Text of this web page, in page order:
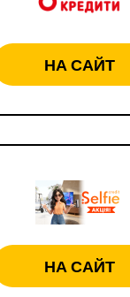
НА САЙТ
НА САЙТ